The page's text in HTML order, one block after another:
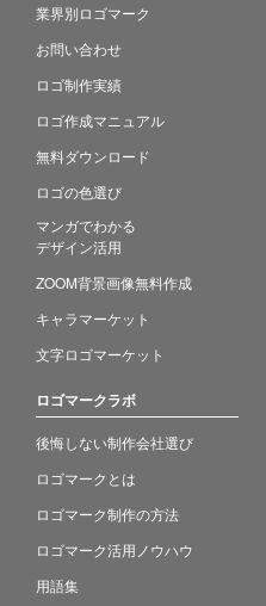
業界別ロゴマーク
お問い合わせ
ロゴ制作実績
ロゴ作成マニュアル
無料ダウンロード
ロゴの色選び
マンガでわかる
デザイン活用
ZOOM背景画像無料作成
キャラマーケット
文字ロゴマーケット
ロゴマークラボ
後悔しない制作会社選び
ロゴマークとは
ロゴマーク制作の方法
ロゴマーク活用ノウハウ
用語集